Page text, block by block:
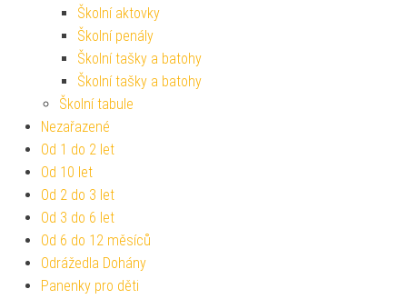
Školní aktovky
Školní penály
Školní tašky a batohy
Školní tašky a batohy
Školní tabule
Nezařazené
Od 1 do 2 let
Od 10 let
Od 2 do 3 let
Od 3 do 6 let
Od 6 do 12 měsíců
Odrážedla Dohány
Panenky pro děti